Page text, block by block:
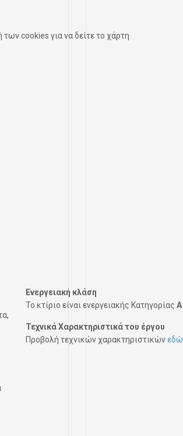
των cookies για να δείτε το χάρτη
Ενεργειακή κλάση
Το κτίριο είναι ενεργειακής Κατηγορίας A
Τεχνικά Χαρακτηριστικά του έργου
Προβολή τεχνικών χαρακτηριστικώνεδώ